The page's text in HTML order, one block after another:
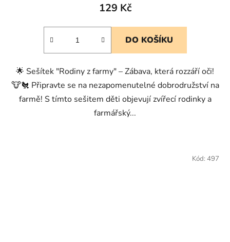
129 Kč
DO KOŠÍKU
🌟 Sešítek "Rodiny z farmy" – Zábava, která rozzáří oči!
🐮🐔 Připravte se na nezapomenutelné dobrodružství na
farmě! S tímto sešitem děti objevují zvířecí rodinky a
farmářský...
Kód: 497